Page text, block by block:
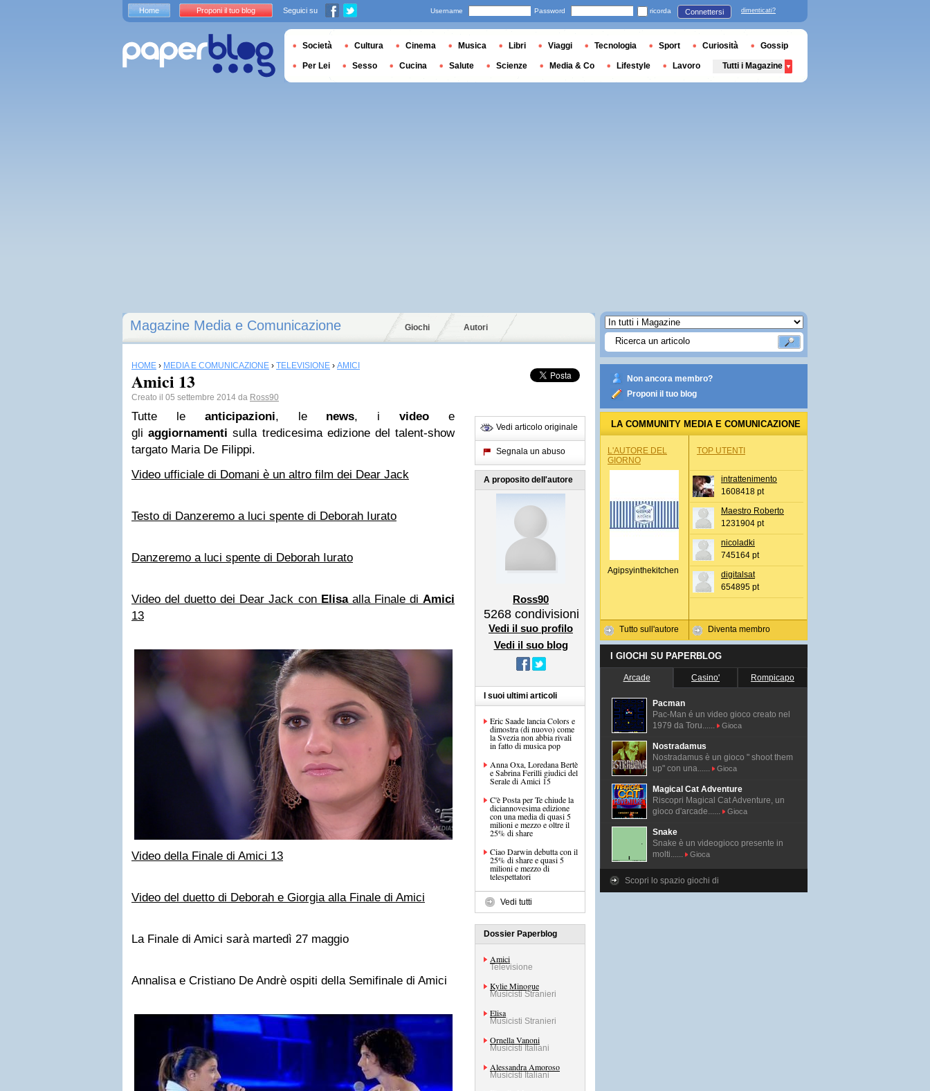
Magazine Media e Comunicazione Giochi Autori
HOME › MEDIA E COMUNICAZIONE › TELEVISIONE › AMICI
Amici 13
Creato il 05 settembre 2014 da Ross90
Tutte le anticipazioni, le news, ivideo e
gliaggiornamenti sulla tredicesima edizione del talent-show
targato Maria De Filippi.
Video ufficiale di Domani è un altro film dei Dear Jack
Testo di Danzeremo a luci spente di Deborah Iurato
Danzeremo a luci spente di Deborah Iurato
Video del duetto dei Dear Jack con Elisaalla Finale diAmici
13
Video della Finale di Amici 13
Video del duetto di Deborah e Giorgia alla Finale di Amici
La Finale di Amici sarà martedì 27 maggio
Annalisa e Cristiano De Andrè ospiti della Semifinale di Amici
Vedi articolo originale
Segnala un abuso
A proposito dell'autore
Ross90
5268 condivisioni
Vedi il suo profilo
Vedi il suo blog
I suoi ultimi articoli
Eric Saade lancia Colors e
dimostra (di nuovo) come
la Svezia non abbia rivali
in fatto di musica pop
Anna Oxa, Loredana Bertè
e Sabrina Ferilli giudici del
Serale di Amici 15
C'è Posta per Te chiude la
diciannovesima edizione
con una media di quasi 5
milioni e mezzo e oltre il
25% di share
Ciao Darwin debutta con il
25% di share e quasi 5
milioni e mezzo di
telespettatori
Vedi tutti
Dossier Paperblog
Amici
Televisione
Kylie Minogue
Musicisti Stranieri
Elisa
Musicisti Stranieri
Ornella Vanoni
Musicisti Italiani
Alessandra Amoroso
Musicisti Italiani
Non ancora membro?
Proponi il tuo blog
LA COMMUNITY MEDIA E COMUNICAZIONE
L'AUTORE DEL
GIORNO
Agipsyinthekitchen
Tutto sull'autore
TOP UTENTI
intrattenimento
1608418 pt
Maestro Roberto
1231904 pt
nicoladki
745164 pt
digitalsat
654895 pt
Diventa membro
I GIOCHI SU PAPERBLOG
Arcade Casino' Rompicapo
Pacman
Pac-Man é un video gioco creato nel
1979 da Toru......
Gioca
Nostradamus
Nostradamus è un gioco " shoot them
up" con una......
Gioca
Magical Cat Adventure
Riscopri Magical Cat Adventure, un
gioco d'arcade......
Gioca
Snake
Snake è un videogioco presente in
molti......
Gioca
Scopri lo spazio giochi di
Home Proponi il tuo blog Seguici su Username Password ricorda Connettersi dimenticati?
Società Cultura Cinema Musica Libri Viaggi Tecnologia Sport Curiosità Gossip
Per Lei Sesso Cucina Salute Scienze Media & Co Lifestyle Lavoro Tutti i Magazine